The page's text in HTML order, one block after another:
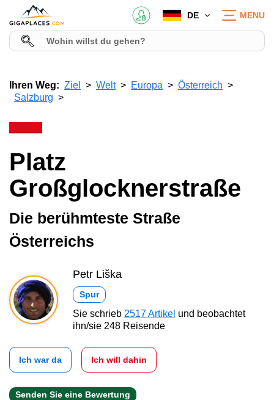
DE MENU
Ihren Weg: Ziel Welt Europa
Österreich
Salzburg
Platz
Großglocknerstraße
Die berühmteste Straße
Österreichs
Petr Liška
Spur
Sie schrieb 2517 Artikel und beobachtet
ihn/sie 248 Reisende
Ich war da Ich will dahin
Senden Sie eine Bewertung